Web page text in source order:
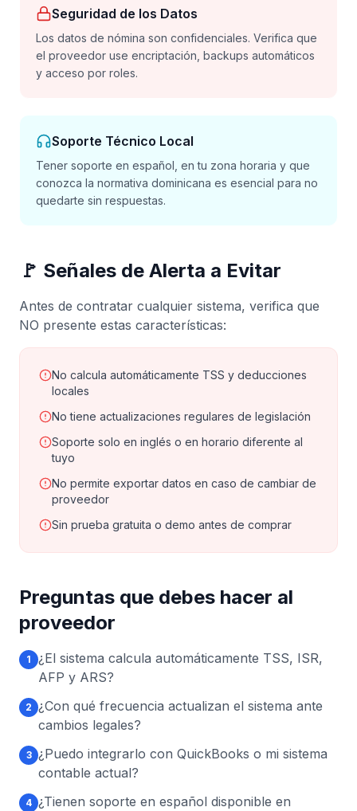
Seguridad de los Datos
Los datos de nómina son confidenciales. Verifica que
el proveedor use encriptación, backups automáticos
y acceso por roles.
Soporte Técnico Local
Tener soporte en español, en tu zona horaria y que
conozca la normativa dominicana es esencial para no
quedarte sin respuestas.
🚩 Señales de Alerta a Evitar
Antes de contratar cualquier sistema, verifica que
NO presente estas características:
No calcula automáticamente TSS y deducciones
locales
No tiene actualizaciones regulares de legislación
Soporte solo en inglés o en horario diferente al
tuyo
No permite exportar datos en caso de cambiar de
proveedor
Sin prueba gratuita o demo antes de comprar
Preguntas que debes hacer al
proveedor
1
¿El sistema calcula automáticamente TSS, ISR,
AFP y ARS?
2 ¿Con qué frecuencia actualizan el sistema ante
cambios legales?
3 ¿Puedo integrarlo con QuickBooks o mi sistema
contable actual?
4 ¿Tienen soporte en español disponible en